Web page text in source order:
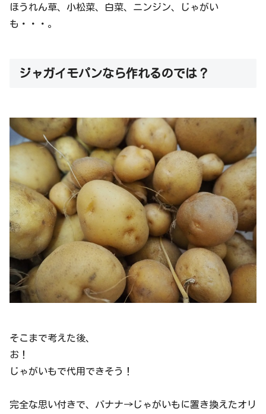
ほうれん草、小松菜、白菜、ニンジン、じゃがい
も・・・。
ジャガイモパンなら作れるのでは？
そこまで考えた後、
お！
じゃがいもで代用できそう！
完全な思い付きで、バナナ→じゃがいもに置き換えたオリ